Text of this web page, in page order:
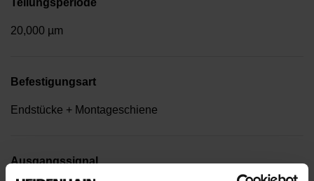
Teilungsperiode
20,000 µm
Befestigungsart
Endstücke + Montageschiene
Ausgangssignal